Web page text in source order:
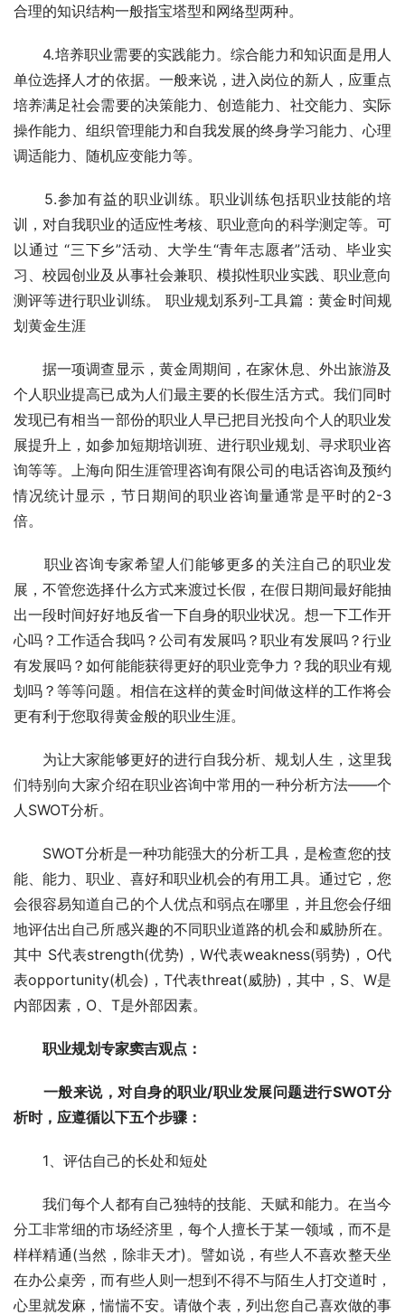
合理的知识结构一般指宝塔型和网络型两种。
4.培养职业需要的实践能力。综合能力和知识面是用人
单位选择人才的依据。一般来说，进入岗位的新人，应重点
培养满足社会需要的决策能力、创造能力、社交能力、实际
操作能力、组织管理能力和自我发展的终身学习能力、心理
调适能力、随机应变能力等。
5.参加有益的职业训练。职业训练包括职业技能的培
训，对自我职业的适应性考核、职业意向的科学测定等。可
以通过 “三下乡”活动、大学生“青年志愿者”活动、毕业实
习、校园创业及从事社会兼职、模拟性职业实践、职业意向
测评等进行职业训练。 职业规划系列-工具篇：黄金时间规
划黄金生涯
据一项调查显示，黄金周期间，在家休息、外出旅游及
个人职业提高已成为人们最主要的长假生活方式。我们同时
发现已有相当一部份的职业人早已把目光投向个人的职业发
展提升上，如参加短期培训班、进行职业规划、寻求职业咨
询等等。上海向阳生涯管理咨询有限公司的电话咨询及预约
情况统计显示，节日期间的职业咨询量通常是平时的2-3
倍。
职业咨询专家希望人们能够更多的关注自己的职业发
展，不管您选择什么方式来渡过长假，在假日期间最好能抽
出一段时间好好地反省一下自身的职业状况。想一下工作开
心吗？工作适合我吗？公司有发展吗？职业有发展吗？行业
有发展吗？如何能能获得更好的职业竞争力？我的职业有规
划吗？等等问题。相信在这样的黄金时间做这样的工作将会
更有利于您取得黄金般的职业生涯。
为让大家能够更好的进行自我分析、规划人生，这里我
们特别向大家介绍在职业咨询中常用的一种分析方法——个
人SWOT分析。
SWOT分析是一种功能强大的分析工具，是检查您的技
能、能力、职业、喜好和职业机会的有用工具。通过它，您
会很容易知道自己的个人优点和弱点在哪里，并且您会仔细
地评估出自己所感兴趣的不同职业道路的机会和威胁所在。
其中 S代表strength(优势)，W代表weakness(弱势)，O代
表opportunity(机会)，T代表threat(威胁)，其中，S、W是
内部因素，O、T是外部因素。
职业规划专家窦吉观点：
一般来说，对自身的职业/职业发展问题进行SWOT分
析时，应遵循以下五个步骤：
1、评估自己的长处和短处
我们每个人都有自己独特的技能、天赋和能力。在当今
分工非常细的市场经济里，每个人擅长于某一领域，而不是
样样精通(当然，除非天才)。譬如说，有些人不喜欢整天坐
在办公桌旁，而有些人则一想到不得不与陌生人打交道时，
心里就发麻，惴惴不安。请做个表，列出您自己喜欢做的事